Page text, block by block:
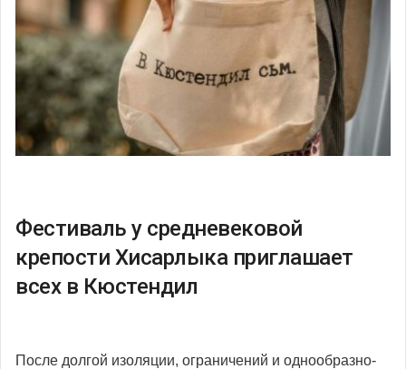
Фестиваль у средневековой
крепости Хисарлыка приглашает
всех в Кюстендил
После долгой изоляции, ограничений и однообразно-